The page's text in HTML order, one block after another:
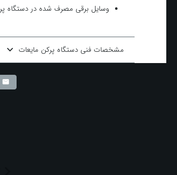
وسایل برقی مصرف شده در دستگاه
مشخصات فنی دستگاه پرکن مایعات